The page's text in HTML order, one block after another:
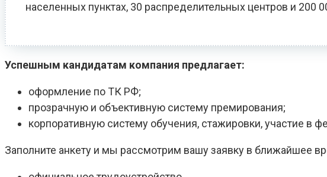
населенных пунктах, 30 распределительных центров и 200
Успешным кандидатам компания предлагает:
оформление по ТК РФ;
прозрачную и объективную систему премирования;
корпоративную систему обучения, стажировки, участие
Заполните анкету и мы рассмотрим вашу заявку в ближайшее